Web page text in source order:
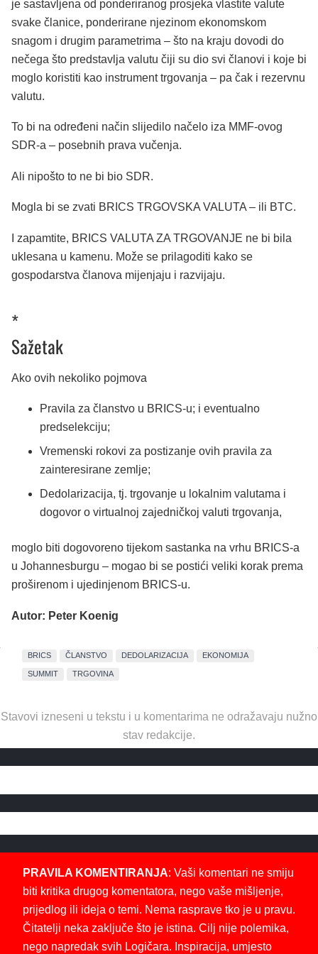
je sastavljena od ponderiranog prosjeka vlastite valute
svake članice, ponderirane njezinom ekonomskom
snagom i drugim parametrima – što na kraju dovodi do
nečega što predstavlja valutu čiji su dio svi članovi i koje bi
moglo koristiti kao instrument trgovanja – pa čak i rezervnu
valutu.
To bi na određeni način slijedilo načelo iza MMF-ovog
SDR-a – posebnih prava vučenja.
Ali nipošto to ne bi bio SDR.
Mogla bi se zvati BRICS TRGOVSKA VALUTA – ili BTC.
I zapamtite, BRICS VALUTA ZA TRGOVANJE ne bi bila
uklesana u kamenu. Može se prilagoditi kako se
gospodarstva članova mijenjaju i razvijaju.
*
Sažetak
Ako ovih nekoliko pojmova
Pravila za članstvo u BRICS-u; i eventualno
predselekciju;
Vremenski rokovi za postizanje ovih pravila za
zainteresirane zemlje;
Dedolarizacija, tj. trgovanje u lokalnim valutama i
dogovor o virtualnoj zajedničkoj valuti trgovanja,
moglo biti dogovoreno tijekom sastanka na vrhu BRICS-a
u Johannesburgu – mogao bi se postići veliki korak prema
proširenom i ujedinjenom BRICS-u.
Autor: Peter Koenig
BRICS ČLANSTVO DEDOLARIZACIJA EKONOMIJA
SUMMIT TRGOVINA
Stavovi izneseni u tekstu i u komentarima ne odražavaju nužno
stav redakcije.
PRAVILA KOMENTIRANJA: Vaši komentari ne smiju
biti kritika drugog komentatora, nego vaše mišljenje,
prijedlog ili ideja o temi. Nema rasprave tko je u pravu.
Čitatelji neka zaključe što je istina. Cilj nije polemika,
nego napredak svih Logičara. Inspiracija, umjesto